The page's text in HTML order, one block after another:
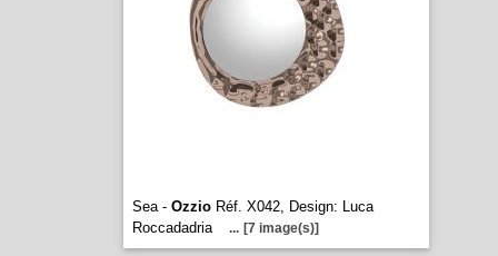
Sea - OzzioRéf. X042, Design: Luca
Roccadadria
... [7 image(s)]